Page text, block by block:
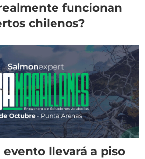
funcionan
chilenos?
llevará a piso